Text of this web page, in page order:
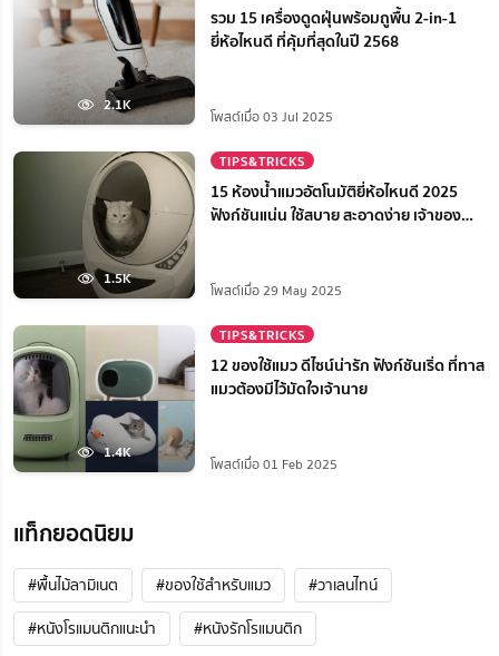
2.1K
รวม 15 เครื่องดูดฝุ่นพร้อมถูพื้น 2-in-1
ยี่ห้อไหนดี ที่คุ้มที่สุดในปี 2568
โพสต์เมื่อ 03 Jul 2025
1.5K
TIPS&TRICKS
15 ห้องน้ำแมวอัตโนมัติยี่ห้อไหนดี 2025
ฟังก์ชันแน่น ใช้สบาย สะอาดง่าย เจ้าของ
โพสต์เมื่อ 29 May 2025
1.4K
TIPS&TRICKS
12 ของใช้แมว ดีไซน์น่ารัก ฟังก์ชันเริ่ด ที่ทาส
แมวต้องมีไว้มัดใจเจ้านาย
โพสต์เมื่อ 01 Feb 2025
แท็กยอดนิยม
#พื้นไม้ลามิเนต #ของใช้สำหรับแมว
#วาเลนไทน์
#หนังโรแมนติกแนะนํา
#หนังรักโรแมนติก